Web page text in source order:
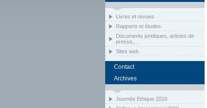
Livres et revues
Rapports et études
Documents juridiques, articles de
presse,...
Sites web
Contact
Archives
Journée Ethique 2010